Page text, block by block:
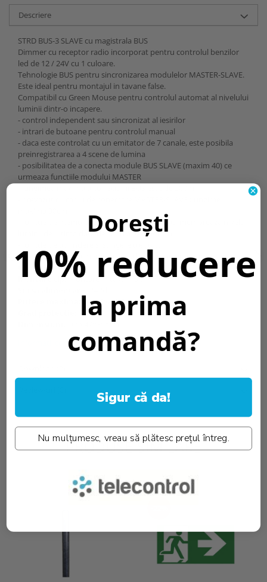
Descriere
STRD BUS-3 SLAVE cu magistrala BUS
Dimmer cu receptor radio incorporat pentru controlul benzilor
led de 12 / 24V cu 1 culoare.
Tehnologie BUS pentru sincronizarea modulelor MASTER-SLAVE.
Este ideal pentru montajul in tavane false.
Compatibil cu Green Mouse pentru controlul automat al nivelului
luminii dintr-o incapere.
- control independent sau sincronizat al iesirilor
- intrari de butoane pentru controlul manual
- daca este controlat cu un emitator de 7 canale, este posibila
preinregistrarea a 4 scene de lumina
- posibilitatea de a conecta module BUS SLAVE (maxim 40) ce
urmeaza functiile modului MASTER
- functie de memorare a pragului de iluminat (memoreaza nivelul
luminii de ultima data de cand a fost pornit)
- posibilitatea de a memora pana la 42 transmitatoare.
Culoare:1 culoare
Montare tip:
Montare in tavan fals
3x100W (24V)
IP20
165x47x35mm
Informatii conformitate produs
PRODUSE SIMILARE
Dorești
10% reducere
la prima
comandă?
Sigur că da!
Nu mulțumesc, vreau să plătesc prețul întreg.